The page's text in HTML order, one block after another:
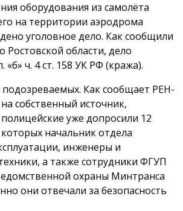
оборудования из самолёта
на территории аэродрома
уголовное дело. Как сообщили
области, дело
«б» ч. 4 ст. 158 УК РФ (кража).
подозреваемых. Как сообщает РЕН-
собственный источник,
уже допросили 12
начальник отдела
инженеры и
а также сотрудники ФГУП
охраны Минтранса
они отвечали за безопасность